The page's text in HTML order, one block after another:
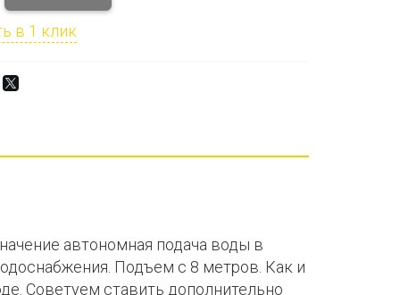
в 1 клик
автономная подача воды в
Подъем с 8 метров. Как и
Советуем ставить дополнительно